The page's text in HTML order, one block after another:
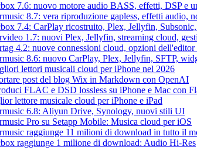
7.6: nuovo motore audio BASS, effetti, DSP e
8.7: vera riproduzione gapless, effetti audio,
7.4: CarPlay ricostruito, Plex, Jellyfin,
1.7: nuovi Plex, Jellyfin, streaming cloud,
4.2: nuove connessioni cloud, opzioni dell'editor
8.6: nuovo CarPlay, Plex, Jellyfin, SFTP,
lettori musicali cloud per iPhone nel 2026
post del blog Wix in Markdown con OpenAI
FLAC e DSD lossless su iPhone e Mac con
lettore musicale cloud per iPhone e iPad
6.8: Aliyun Drive, Synology, nuovi stili UI
Pro su Setapp Mobile: Musica cloud per iOS
raggiunge 11 milioni di download in tutto il
raggiunge 1 milione di download: Audio Hi-Res